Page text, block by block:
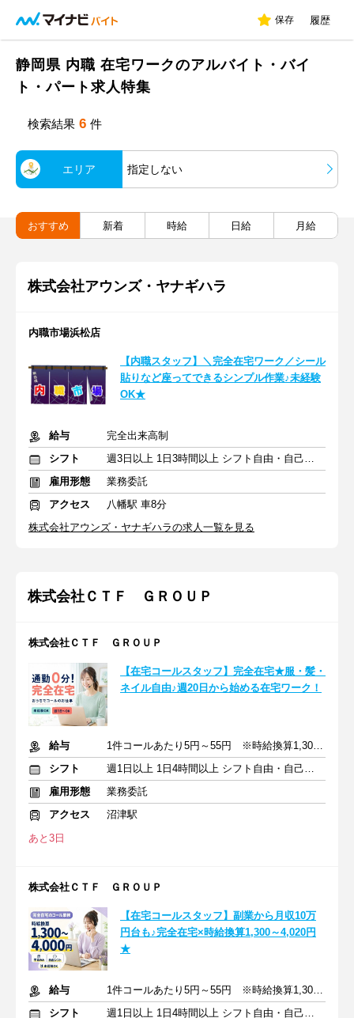
保存 履歴
静岡県 内職 在宅ワークのアルバイト・バイ
ト・パート求人特集
検索結果 6 件
エリア 指定しない
おすすめ 新着 時給 日給 月給
株式会社アウンズ・ヤナギハラ
内職市場浜松店
【内職スタッフ】＼完全在宅ワーク／シール
貼りなど座ってできるシンプル作業♪未経験
OK★
給与
完全出来高制
シフト
週3日以上 1日3時間以上 シフト自由・自己申告
雇用形態
業務委託
アクセス
八幡駅 車8分
株式会社アウンズ・ヤナギハラの求人一覧を見る
株式会社ＣＴＦ ＧＲＯＵＰ
株式会社ＣＴＦ ＧＲＯＵＰ
【在宅コールスタッフ】完全在宅★服・髪・
ネイル自由♪週20日から始める在宅ワーク！
給与
1件コールあたり5円～55円 ※時給換算1,300円～4,000円
シフト
週1日以上 1日4時間以上 シフト自由・自己申告
雇用形態
業務委託
アクセス
沼津駅
あと3日
株式会社ＣＴＦ ＧＲＯＵＰ
【在宅コールスタッフ】副業から月収10万
円台も♪完全在宅×時給換算1,300～4,020円
★
給与
1件コールあたり5円～55円 ※時給換算1,300円～4,000円
シフト
週1日以上 1日4時間以上 シフト自由・自己申告